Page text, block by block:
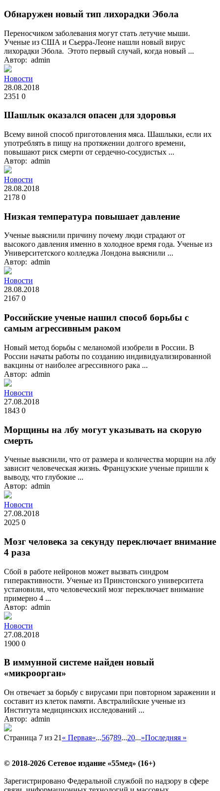
Обнаружен новый тип лихорадки Эбола
Переносчиком заболевания могут стать летучие мыши.
Ученые из США и Сьерра-Леоне нашли новый вирус
лихорадки Эбола. Этото первый случай, когда новый ...
Автор: admin
Новости
28.08.2018
2351 0
Шашлык оказался опасен для здоровья
Всему виной способ приготовления мяса. Шашлыки, если их
употреблять в пищу на протяжении долгого времени,
повышают риск смерти от сердечно-сосудистых ...
Автор: admin
Новости
28.08.2018
2178 0
Низкая температура повышает давление
Ученые выяснили причину почему люди страдают от
высокого давления именно в холодное время года. Ученые из
Университетского колледжа Лондона выяснили ...
Автор: admin
Новости
28.08.2018
2167 0
Российские ученые нашил способ борьбы с
самым агрессивным раком
Новый метод борьбы с меланомой изобрели в России. В
России начаты работы по созданию индивидуализированной
вакцины от наиболее агрессивного рака ...
Автор: admin
Новости
27.08.2018
1843 0
Морщины на лбу могут указывать на скорую
смерть
Ученые выяснили, что от размера и количества морщин на лбу
зависит человеческая жизнь. Французские ученые пришли к
выводу, что глубокие ...
Автор: admin
Новости
27.08.2018
2025 0
Мозг человека за секунду переключает внимание
4 раза
Сбой в работе нейронов может вызвать синдром
гиперактивности. Ученые из Принстонского университета
установили, что человеческий мозг переключает внимание
примерно 4 ...
Автор: admin
Новости
27.08.2018
1900 0
В иммунной системе найден новый
«микроорган»
Он отвечает за борьбу с вирусами при повторном заражении и
составит из клеток памяти. Австралийские ученые из
Института медицинских исследований ...
Автор: admin
Страница 7 из 21 « Первая«...56789...20...»Последняя »
© 2018-2026 Сетевое издание «55мед» (16+)
Зарегистрировано Федеральной службой по надзору в сфере